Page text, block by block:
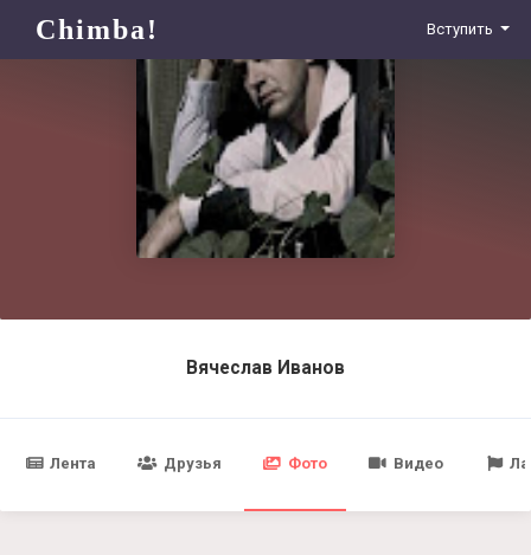
Chimba! Вступить
Вячеслав Иванов
Лента Друзья Фото Видео